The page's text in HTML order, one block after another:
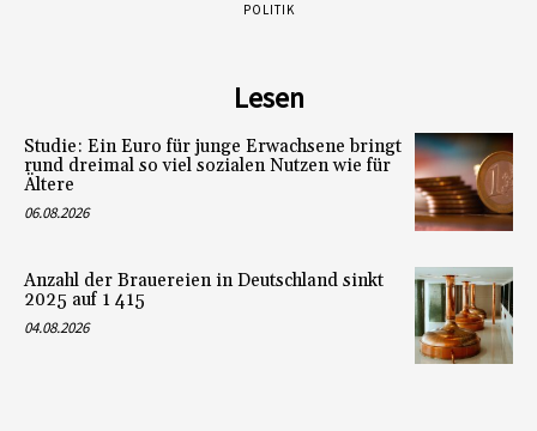
POLITIK
Lesen
Studie: Ein Euro für junge Erwachsene bringt
rund dreimal so viel sozialen Nutzen wie für
Ältere
06.08.2026
Anzahl der Brauereien in Deutschland sinkt
2025 auf 1 415
04.08.2026